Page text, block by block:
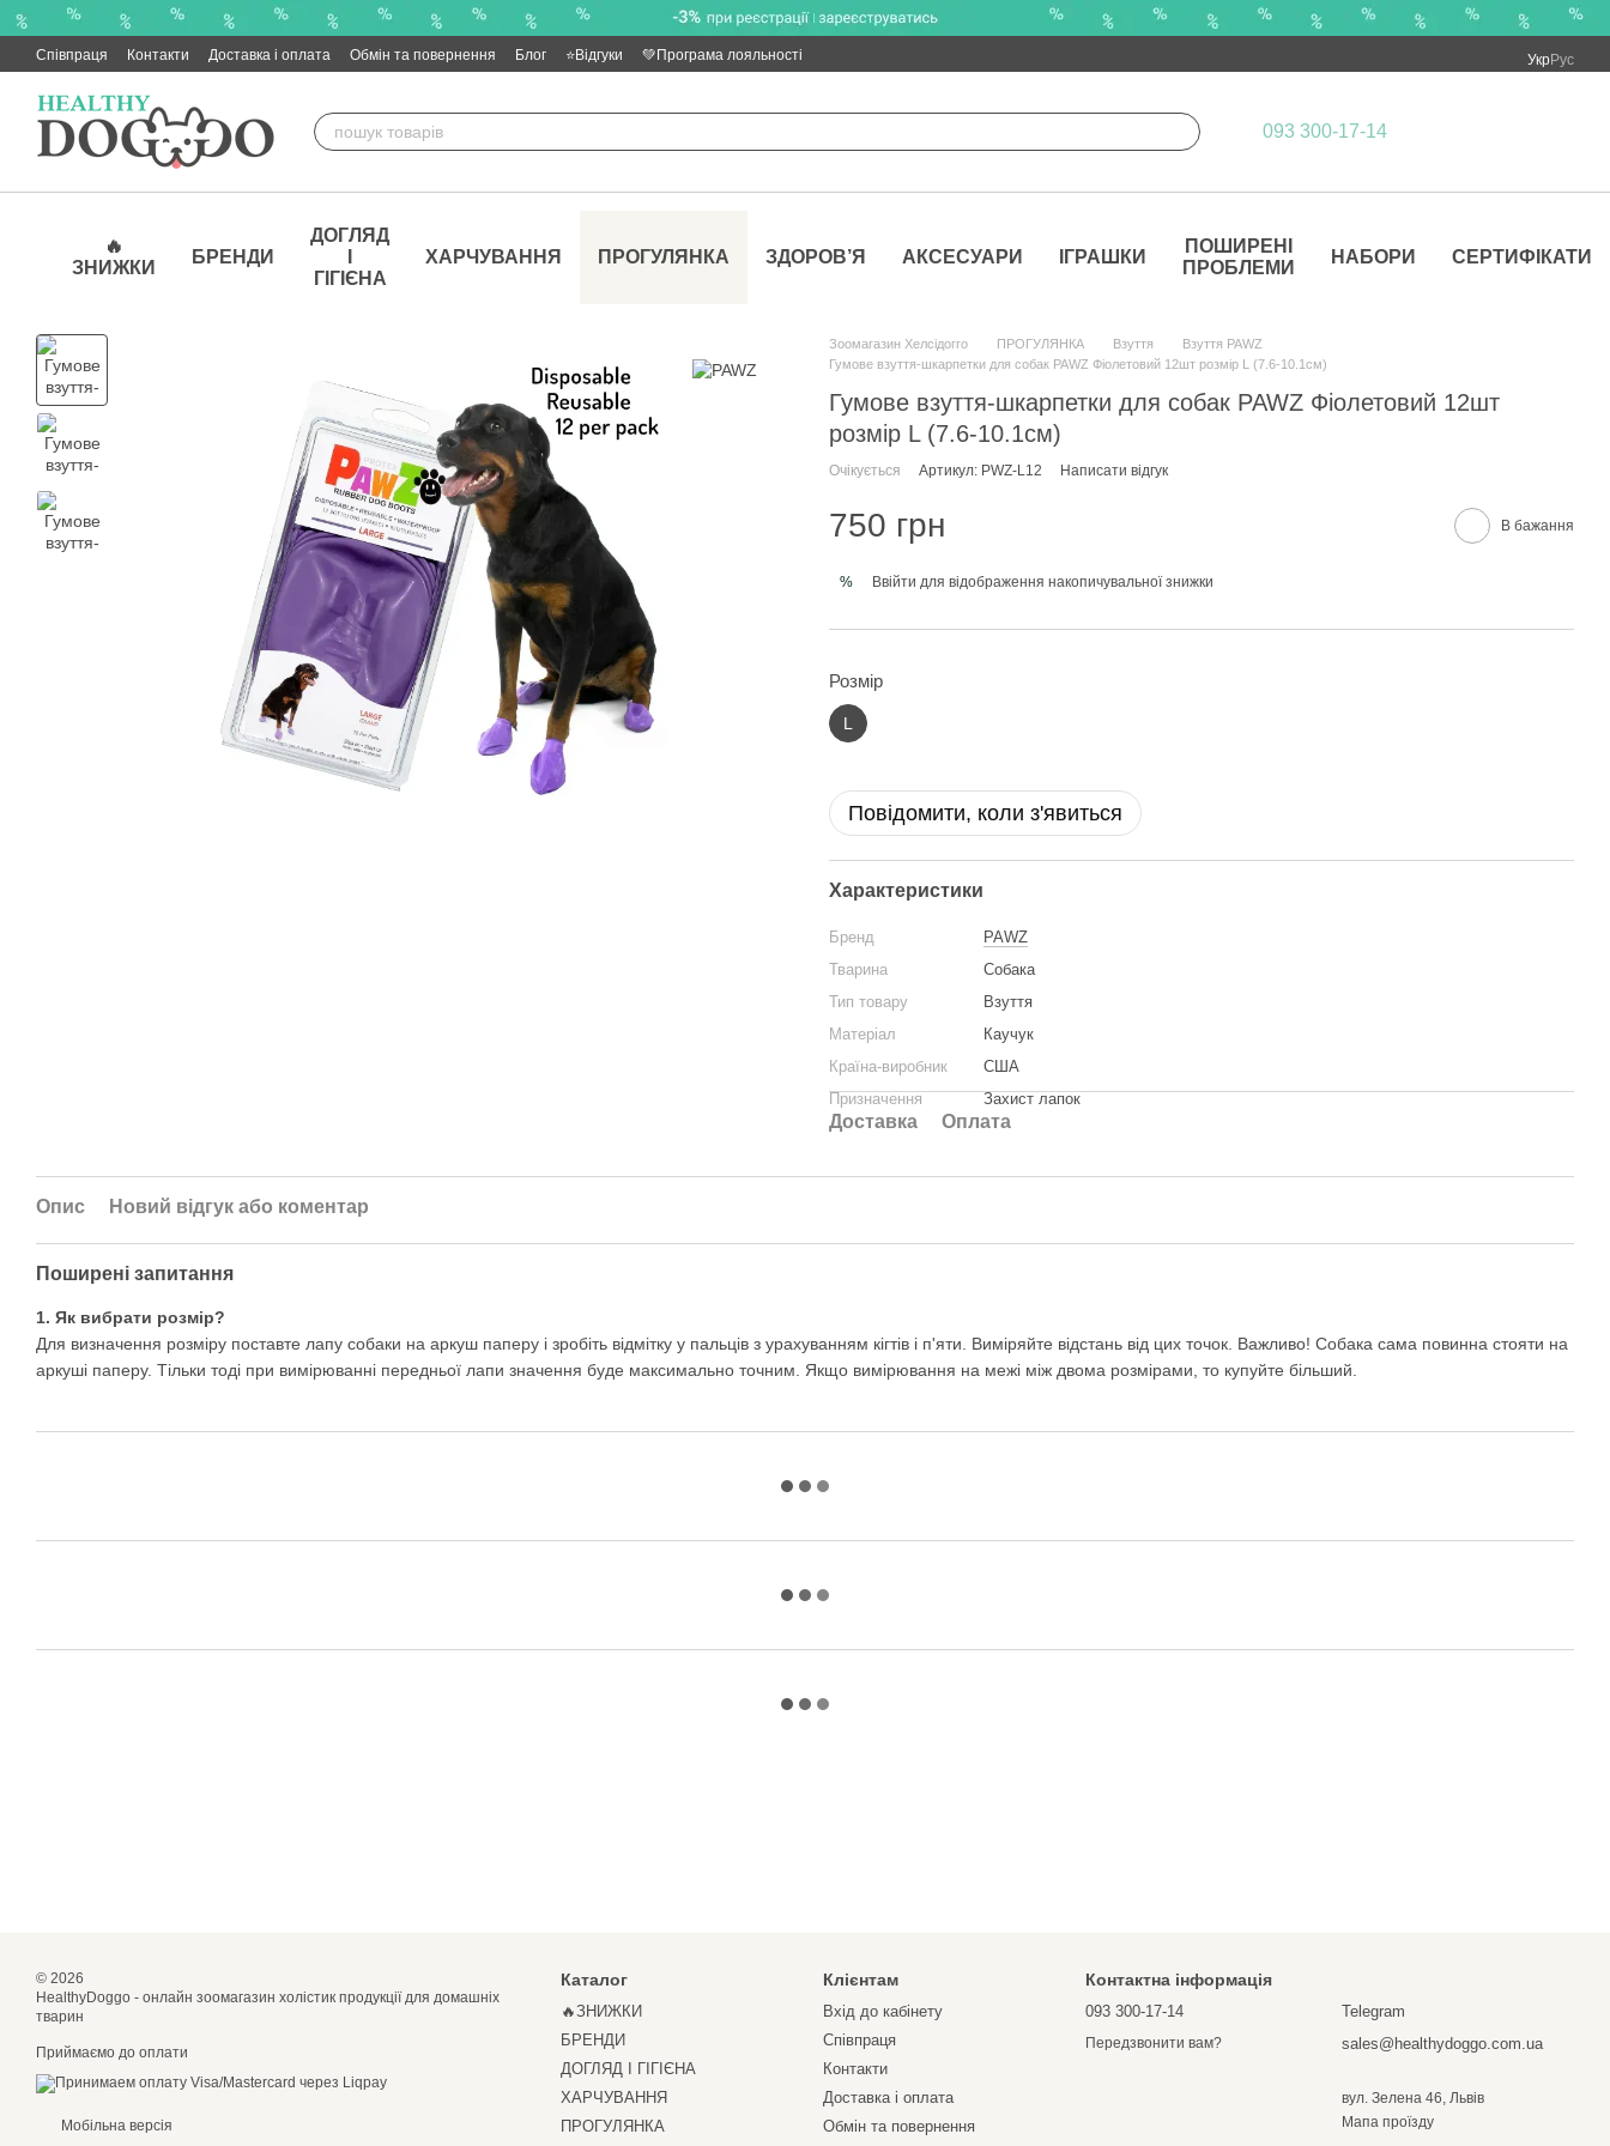
Перейти до основного контенту
Співпраця Контакти Доставка і оплата Обмін та повернення Блог ⭐Відгуки 💚Програма лояльності УкрРус
093 300-17-14
🔥
ЗНИЖКИ
БРЕНДИ
ДОГЛЯД
ГІГІЄНА
ХАРЧУВАННЯ ПРОГУЛЯНКА ЗДОРОВ’Я АКСЕСУАРИ ІГРАШКИ
ПОШИРЕНІ
ПРОБЛЕМИ
НАБОРИ СЕРТИФІКАТИ
Зоомагазин Хелсідогго ПРОГУЛЯНКА Взуття
Взуття PAWZ
Гумове взуття-шкарпетки для собак PAWZ Фіолетовий 12шт розмір L (7.6-10.1см)
Гумове взуття-шкарпетки для собак PAWZ Фіолетовий 12шт
розмір L (7.6-10.1см)
Очікується Артикул: PWZ-L12 Написати відгук
750 грн В бажання
% Ввійти для відображення накопичувальної знижки
Розмір
L
Повідомити, коли з'явиться
Характеристики
Бренд
PAWZ
Тварина
Собака
Тип товару
Взуття
Матеріал
Каучук
Країна-виробник
США
Призначення
Захист лапок
Доставка Оплата
Опис Новий відгук або коментар
Поширені запитання
1. Як вибрати розмір?
Для визначення розміру поставте лапу собаки на аркуш паперу і зробіть відмітку у пальців з урахуванням кігтів і п'яти. Виміряйте відстань від цих точок. Важливо! Собака сама повинна стояти на
аркуші паперу. Тільки тоді при вимірюванні передньої лапи значення буде максимально точним. Якщо вимірювання на межі між двома розмірами, то купуйте більший.
© 2026
HealthyDoggo - онлайн зоомагазин холістик продукції для домашніх
тварин
Приймаємо до оплати
Мобільна версія
Каталог
🔥ЗНИЖКИ
БРЕНДИ
ДОГЛЯД І ГІГІЄНА
ХАРЧУВАННЯ
ПРОГУЛЯНКА
Клієнтам
Вхід до кабінету
Співпраця
Контакти
Доставка і оплата
Обмін та повернення
Контактна інформація
093 300-17-14
Передзвонити вам?
Telegram
sales@healthydoggo.com.ua
вул. Зелена 46, Львів
Мапа проїзду